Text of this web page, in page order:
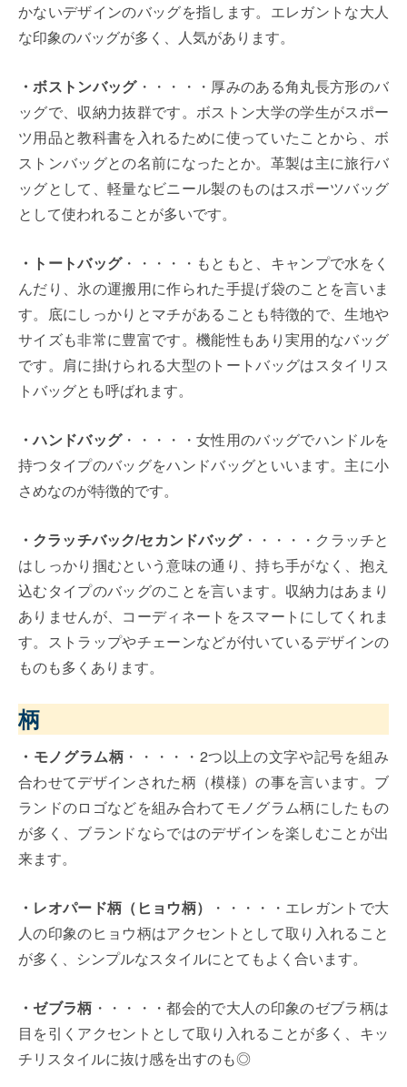
かないデザインのバッグを指します。エレガントな大人
な印象のバッグが多く、人気があります。
・ボストンバッグ・・・・・厚みのある角丸長方形のバ
ッグで、収納力抜群です。ボストン大学の学生がスポー
ツ用品と教科書を入れるために使っていたことから、ボ
ストンバッグとの名前になったとか。革製は主に旅行バ
ッグとして、軽量なビニール製のものはスポーツバッグ
として使われることが多いです。
・トートバッグ・・・・・もともと、キャンプで水をく
んだり、氷の運搬用に作られた手提げ袋のことを言いま
す。底にしっかりとマチがあることも特徴的で、生地や
サイズも非常に豊富です。機能性もあり実用的なバッグ
です。肩に掛けられる大型のトートバッグはスタイリス
トバッグとも呼ばれます。
・ハンドバッグ・・・・・女性用のバッグでハンドルを
持つタイプのバッグをハンドバッグといいます。主に小
さめなのが特徴的です。
・クラッチバック/セカンドバッグ・・・・・クラッチと
はしっかり掴むという意味の通り、持ち手がなく、抱え
込むタイプのバッグのことを言います。収納力はあまり
ありませんが、コーディネートをスマートにしてくれま
す。ストラップやチェーンなどが付いているデザインの
ものも多くあります。
柄
・モノグラム柄 ・・・・・2つ以上の文字や記号を組み
合わせてデザインされた柄（模様）の事を言います。ブ
ランドのロゴなどを組み合わてモノグラム柄にしたもの
が多く、ブランドならではのデザインを楽しむことが出
来ます。
・レオパード柄（ヒョウ柄）
・・・・・エレガントで大
人の印象のヒョウ柄はアクセントとして取り入れること
が多く、シンプルなスタイルにとてもよく合います。
・ゼブラ柄 ・・・・・都会的で大人の印象のゼブラ柄は
目を引くアクセントとして取り入れることが多く、キッ
チリスタイルに抜け感を出すのも◎